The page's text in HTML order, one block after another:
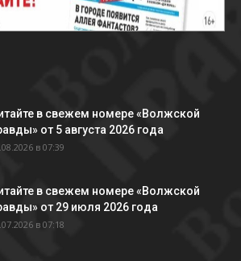
в свежем номере «Волжской
от 5 августа 2026 года
в 07:39
в свежем номере «Волжской
от 29 июля 2026 года
в 07:18